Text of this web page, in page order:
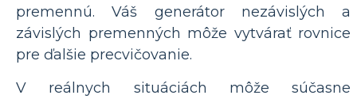
premennú. Váš generátor nezávislých a
závislých premenných môže vytvárať rovnice
pre ďalšie precvičovanie.
V reálnych situáciách môže súčasne